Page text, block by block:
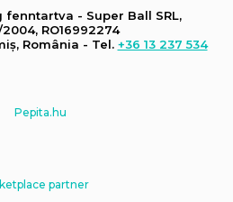
- Super Ball SRL,
RO16992274
România - Tel. +36 13 237 534
partner